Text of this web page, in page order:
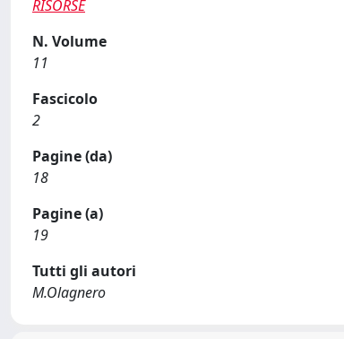
RISORSE
N. Volume
11
Fascicolo
2
Pagine (da)
18
Pagine (a)
19
Tutti gli autori
M.Olagnero